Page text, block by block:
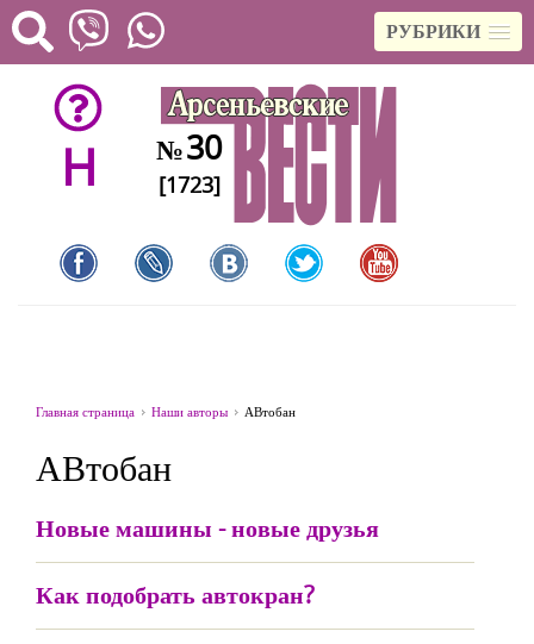
РУБРИКИ
H №30
[1723]
Главная страница Наши авторы АВтобан
АВтобан
Новые машины - новые друзья
Как подобрать автокран?